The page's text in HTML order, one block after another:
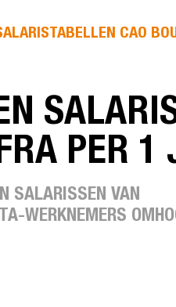
CAO
PER 1
SALARISSEN VAN
WERKNEMERS